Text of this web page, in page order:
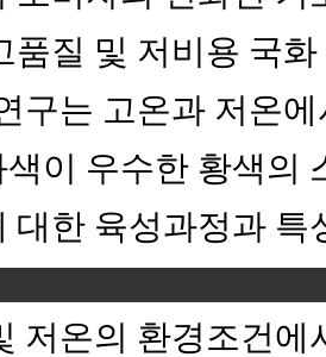
품질 및 저비용 국
구는 고온과 저온
이 우수한 황색의
대한 육성과정과 특
저온의 환경조건